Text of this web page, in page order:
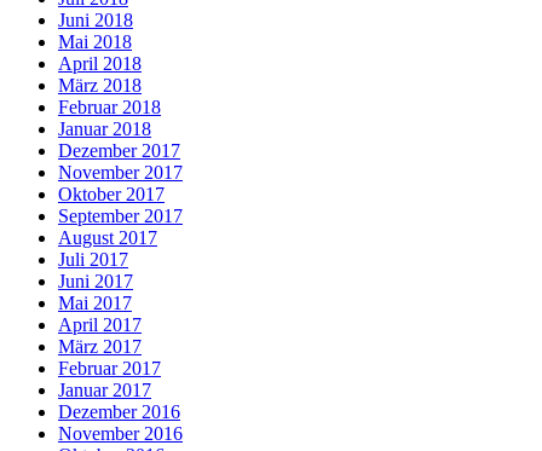
Juni 2018
Mai 2018
April 2018
März 2018
Februar 2018
Januar 2018
Dezember 2017
November 2017
Oktober 2017
September 2017
August 2017
Juli 2017
Juni 2017
Mai 2017
April 2017
März 2017
Februar 2017
Januar 2017
Dezember 2016
November 2016